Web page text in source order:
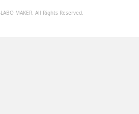
MAKER. All Rights Reserved.